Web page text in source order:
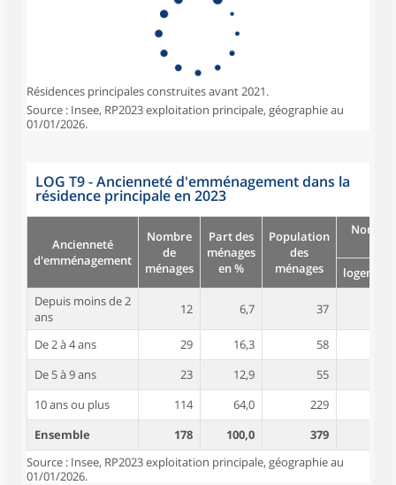
Résidences principales construites avant 2021.
Source : Insee, RP2023 exploitation principale, géographie au
01/01/2026.
LOG T9 - Ancienneté d'emménagement dans la
résidence principale en 2023
Ancienneté
d'emménagement
Nombre
de
ménages
Part des
ménages
en %
Population
des
ménages
logement
Depuis moins de 2
ans
12 6,7 37
De 2 à 4 ans 29 16,3 58
De 5 à 9 ans
23 12,9 55
10 ans ou plus
114 64,0 229
Ensemble
178 100,0 379
Source : Insee, RP2023 exploitation principale, géographie au
01/01/2026.